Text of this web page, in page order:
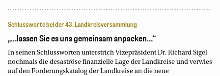
Schlussworte bei der 43. Landkreisversammlung
„…lassen Sie es uns gemeinsam anpacken…“
In seinen Schlussworten unterstrich Vizepräsident Dr. Richard Sigel
nochmals die desaströse finanzielle Lage der Landkreise und verwies
auf den Forderungskatalog der Landkreise an die neue